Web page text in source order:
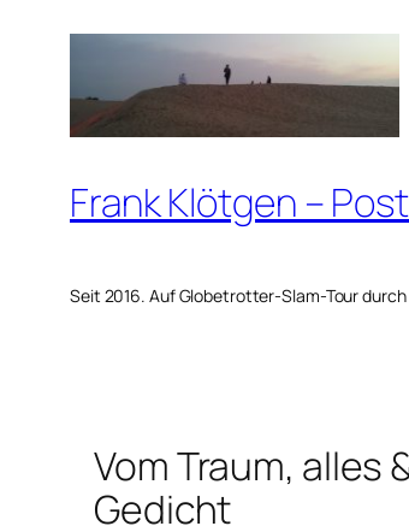
springen
Frank Klötgen –
Seit 2016. Auf Globetrotter-Slam-Tour
Vom Traum,
Gedicht